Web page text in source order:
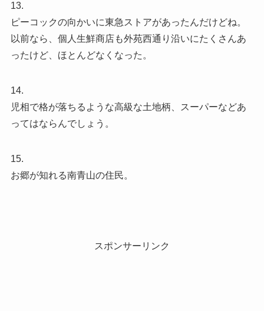
13.
ピーコックの向かいに東急ストアがあったんだけどね。
以前なら、個人生鮮商店も外苑西通り沿いにたくさんあ
ったけど、ほとんどなくなった。
14.
児相で格が落ちるような高級な土地柄、スーパーなどあ
ってはならんでしょう。
15.
お郷が知れる南青山の住民。
スポンサーリンク